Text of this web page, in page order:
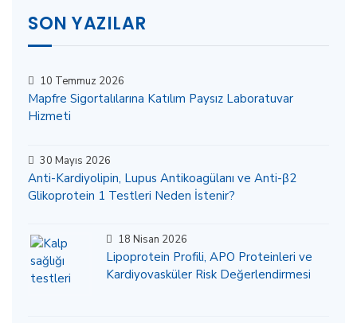
SON YAZILAR
10 Temmuz 2026
Mapfre Sigortalılarına Katılım Paysız Laboratuvar
Hizmeti
30 Mayıs 2026
Anti-Kardiyolipin, Lupus Antikoagülanı ve Anti-β2
Glikoprotein 1 Testleri Neden İstenir?
18 Nisan 2026
Lipoprotein Profili, APO Proteinleri ve
Kardiyovasküler Risk Değerlendirmesi